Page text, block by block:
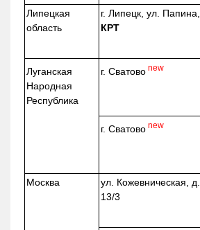
Липецкая
область
г. Липецк, ул. Папина,
КРТ
Луганская
Народная
Республика
г. Сватово new
г. Сватово new
Москва ул. Кожевническая, д.
13/3